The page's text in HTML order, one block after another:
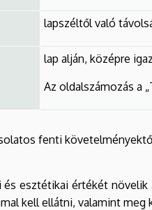
lapszéltől való
lap alján, középre
Az oldalszámozás a
fenti
esztétikai értékét
kell ellátni, valamint meg